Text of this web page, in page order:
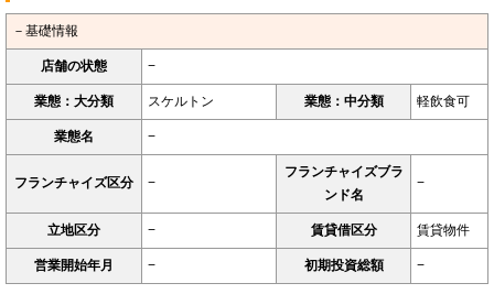
－基礎情報
店舗の状態 −
業態：大分類 スケルトン 業態：中分類 軽飲食可
業態名 −
フランチャイズ区分 −
フランチャイズブラ
ンド名
−
立地区分 − 賃貸借区分 賃貸物件
営業開始年月 − 初期投資総額 −